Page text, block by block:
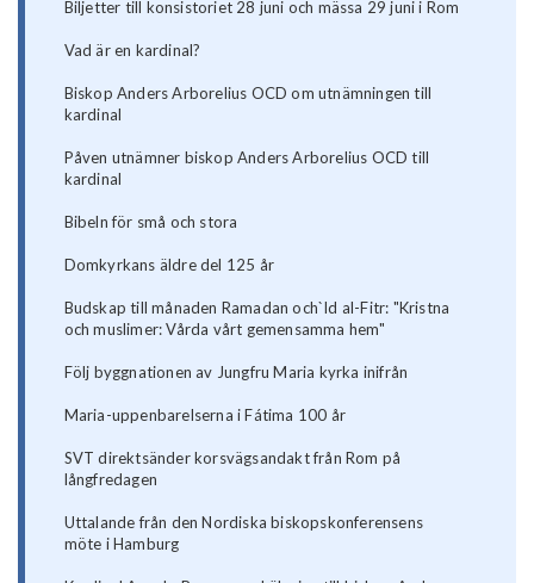
Biljetter till konsistoriet 28 juni och mässa 29 juni i Rom
Vad är en kardinal?
Biskop Anders Arborelius OCD om utnämningen till
kardinal
Påven utnämner biskop Anders Arborelius OCD till
kardinal
Bibeln för små och stora
Domkyrkans äldre del 125 år
Budskap till månaden Ramadan och`Id al-Fitr: "Kristna
och muslimer: Vårda vårt gemensamma hem"
Följ byggnationen av Jungfru Maria kyrka inifrån
Maria-uppenbarelserna i Fátima 100 år
SVT direktsänder korsvägsandakt från Rom på
långfredagen
Uttalande från den Nordiska biskopskonferensens
möte i Hamburg